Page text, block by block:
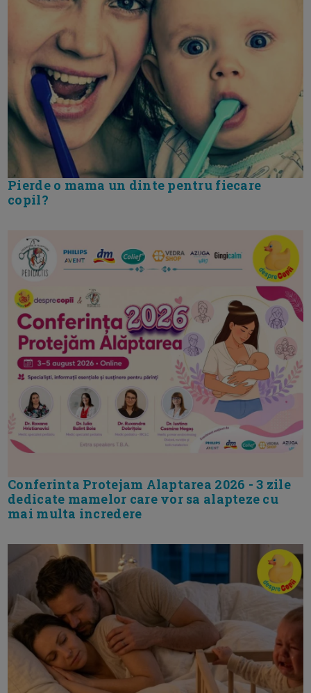
Pierde o mama un dinte pentru fiecare
copil?
Conferinta Protejam Alaptarea 2026 - 3 zile
dedicate mamelor care vor sa alapteze cu
mai multa incredere